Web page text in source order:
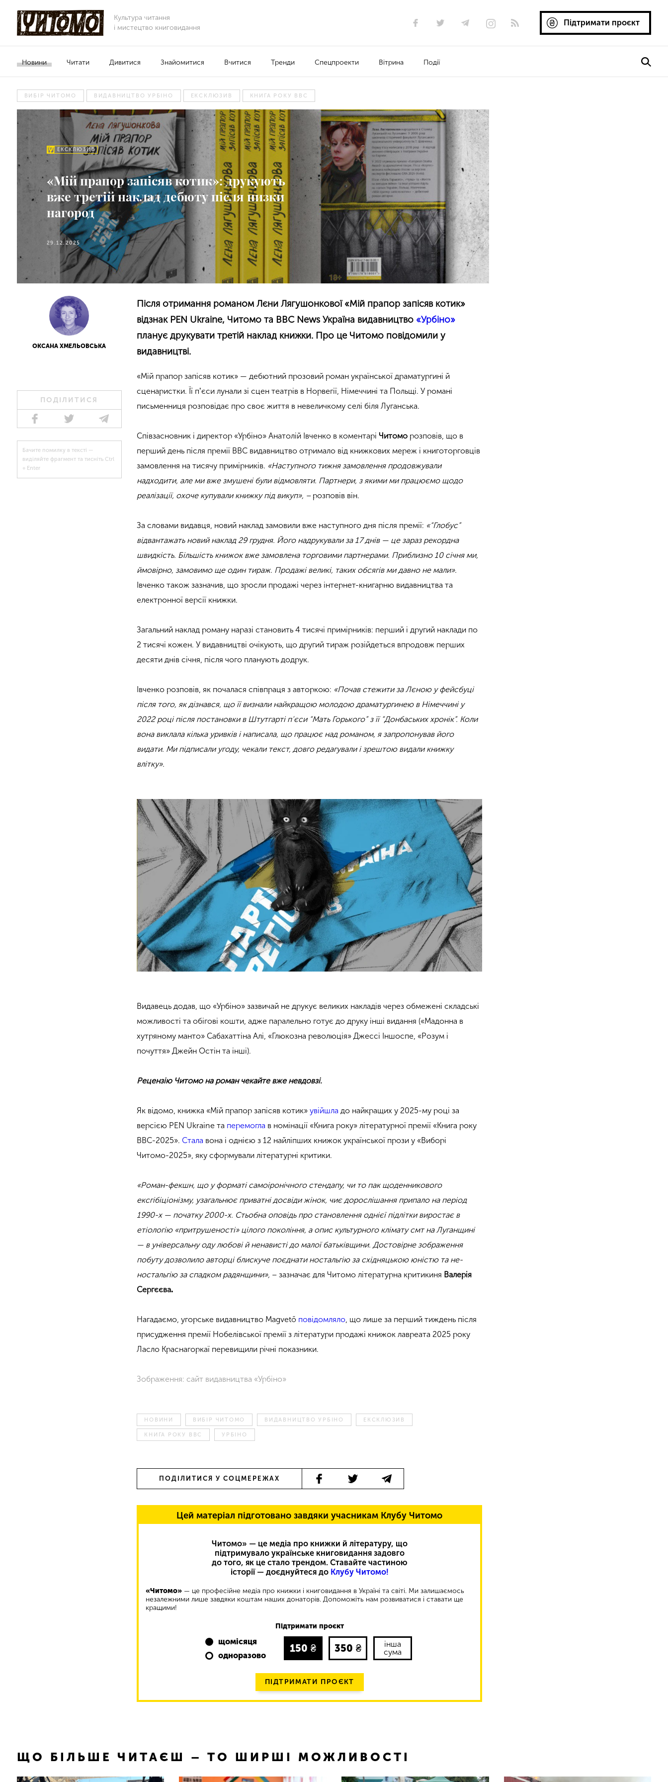
Культура читання
і мистецтво книговидання
Підтримати проєкт
Новини Читати Дивитися Знайомитися Вчитися Тренди Спецпроекти Вітрина Події
ВИБІР ЧИТОМО ВИДАВНИЦТВО УРБІНО ЕКСКЛЮЗИВ КНИГА РОКУ BBC
ЕКСКЛЮЗИВ
«Мій прапор запісяв котик»: друкують
вже третій наклад дебюту після низки
нагород
29.12.2025
ОКСАНА ХМЕЛЬОВСЬКА
ПОДІЛИТИСЯ
Бачите помилку в тексті —
виділяйте фрагмент та тисніть Ctrl
+ Enter
Після отримання романом Лєни Лягушонкової «Мій прапор запісяв котик»
відзнак PEN Ukraine, Читомо та BBC News Україна видавництво «Урбіно»
плануєдрукувати третій наклад книжки. Про це Читомо повідомили у
видавництві.
«Мій прапор запісяв котик» — дебютний прозовий роман української драматургині й
сценаристки. Її пʼєси лунали зі сцен театрів в Норвегії, Німеччині та Польщі. У романі
письменниця розповідає про своє життя в невеличкому селі біля Луганська.
Співзасновник і директор «Урбіно» Анатолій Івченко в коментаріЧитомо розповів, що в
перший день після премії BBC видавництво отримало від книжкових мереж і книготорговців
замовлення на тисячу примірників. «Наступного тижня замовлення продовжували
надходити, але ми вже змушені були відмовляти. Партнери, з якими ми працюємо щодо
реалізації, охоче купували книжку під викуп», –розповів він.
За словами видавця, новий наклад замовили вже наступного дня після премії: «“Глобус”
відвантажать новий наклад 29 грудня. Його надрукували за 17 днів — це зараз рекордна
швидкість. Більшість книжок вже замовлена торговими партнерами. Приблизно 10 січня ми,
ймовірно, замовимо ще один тираж. Продажі великі, таких обсягів ми давно не мали».
Івченко також зазначив, що зросли продажі через інтернет-книгарню видавництва та
електронної версії книжки.
Загальний наклад роману наразі становить 4 тисячі примірників: перший і другий наклади по
2 тисячі кожен. У видавництві очікують, що другий тираж розійдеться впродовж перших
десяти днів січня, після чого планують додрук.
Івченко розповів, як почалася співпраця з авторкою: «Почав стежити за Лєною у фейсбуці
після того, як дізнався, що її визнали найкращою молодою драматургинею в Німеччині у
2022 році після постановки в Штутгарті п’єси “Мать Горького” з її “Донбаських хронік”. Коли
вона виклала кілька уривків і написала, що працює над романом, я запропонував його
видати. Ми підписали угоду, чекали текст, довго редагували і зрештою видали книжку
влітку».
Видавець додав, що «Урбіно» зазвичай не друкує великих накладів через обмежені складські
можливості та обігові кошти, адже паралельно готує до друку інші видання («Мадонна в
хутряному манто» Сабахаттіна Алі, «Глюкозна революція» Джессі Іншоспе, «Розум і
почуття» Джейн Остін та інші).
Рецензію Читомо на роман чекайте вже невдовзі.
Як відомо, книжка «Мій прапор запісяв котик»увійшла до найкращих у 2025-му році за
версією PEN Ukraine та перемогла в номінації «Книга року» літературної премії «Книга року
BBC-2025». Стала вона і однією з 12 найліпших книжок української прози у «Виборі
Читомо-2025», яку сформували літературні критики.
«Роман-фекшн, що у форматі самоіронічного стендапу, чи то пак щоденникового
ексгібіціонізму, узагальнює приватні досвіди жінок, чиє дорослішання припало на період
1990-х — початку 2000-х. Стьобна оповідь про становлення однієї підлітки виростає в
етіологію «притрушеності» цілого покоління, а опис культурного клімату смт на Луганщині
— в універсальну оду любові й ненависті до малої батьківщини. Достовірне зображення
побуту дозволило авторці блискуче поєднати ностальгію за східняцькою юністю та не-
ностальгію за спадком радянщини», – зазначає для Читомо літературна критикиня Валерія
Сергєєва.
Нагадаємо, угорське видавництво Magvető повідомляло, що лише за перший тиждень після
присудження премії Нобелівської премії з літератури продажі книжок лавреата 2025 року
Ласло Краснагоркаї перевищили річні показники.
Зображення: сайт видавництва «Урбіно»
НОВИНИ ВИБІР ЧИТОМО ВИДАВНИЦТВО УРБІНО ЕКСКЛЮЗИВ
КНИГА РОКУ BBC УРБІНО
ПОДІЛИТИСЯ У СОЦМЕРЕЖАХ
Цей матеріал підготовано завдяки учасникам Клубу Читомо
Читомо» — це медіа про книжки й літературу, що
підтримувало українське книговидання задовго
до того, як це стало трендом. Ставайте частиною
історії — доєднуйтеся до Клубу Читомо!
«Читомо» — це професійне медіа про книжки і книговидання в Україні та світі. Ми залишаємось
незалежними лише завдяки коштам наших донаторів. Допоможіть нам розвиватися і ставати ще
кращими!
Підтримати проєкт
щомісяця
одноразово
150 ₴ 350 ₴
інша
сума
ПІДТРИМАТИ ПРОЄКТ
ЩО БІЛЬШЕ ЧИТАЄШ – ТО ШИРШІ МОЖЛИВОСТІ